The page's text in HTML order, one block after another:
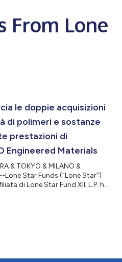
From Lone
le doppie acquisizioni
di polimeri e sostanze
prestazioni di
Engineered Materials
& TOKYO & MILANO &
Lone Star Funds (“Lone Star”)
di Lone Star Fund XII, L.P. ha
EM”), una divisione
perfezionamento
L...